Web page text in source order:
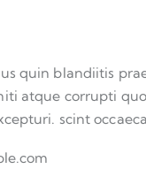
quin blandiitis
atque corrupti
scint